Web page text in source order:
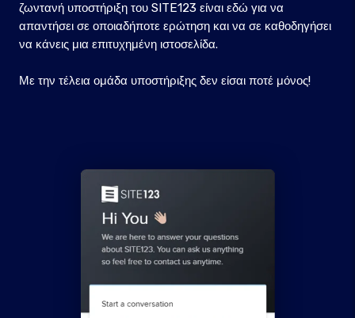
ζωντανή υποστήριξη του SITE123 είναι εδώ για να
απαντήσει σε οποιαδήποτε ερώτηση και να σε καθοδηγήσει
να κάνεις μια επιτυχημένη ιστοσελίδα.
Με την τέλεια ομάδα υποστήριξης δεν είσαι ποτέ μόνος!